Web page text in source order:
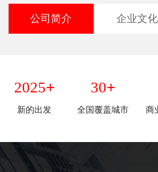
公司简介 企业文化
2025+
新的出发
30+
全国覆盖城市 商